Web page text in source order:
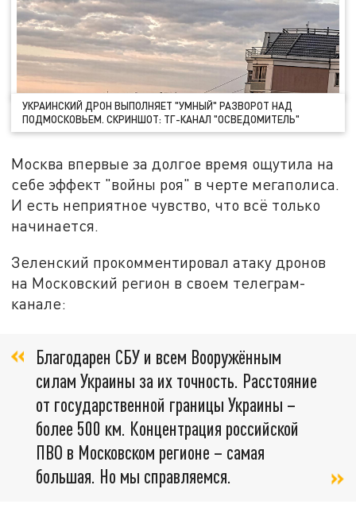
УКРАИНСКИЙ ДРОН ВЫПОЛНЯЕТ "УМНЫЙ" РАЗВОРОТ НАД
ПОДМОСКОВЬЕМ. СКРИНШОТ: ТГ-КАНАЛ "ОСВЕДОМИТЕЛЬ"
Москва впервые за долгое время ощутила на
себе эффект "войны роя" в черте мегаполиса.
И есть неприятное чувство, что всё только
начинается.
Зеленский прокомментировал атаку дронов
на Московский регион в своем телеграм-
канале:
Благодарен СБУ и всем Вооружённым
силам Украины за их точность. Расстояние
от государственной границы Украины –
более 500 км. Концентрация российской
ПВО в Московском регионе – самая
большая. Но мы справляемся.